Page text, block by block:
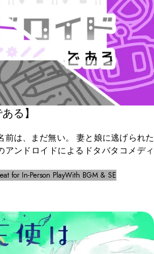
る】
。 妻と娘に逃げられた
アンドロイドによるドタバタコメディ
for In-Person PlayWith BGM & SE